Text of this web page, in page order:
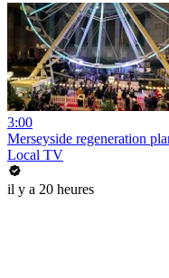
3:00
Merseyside regeneration
Local TV
il y a 20 heures